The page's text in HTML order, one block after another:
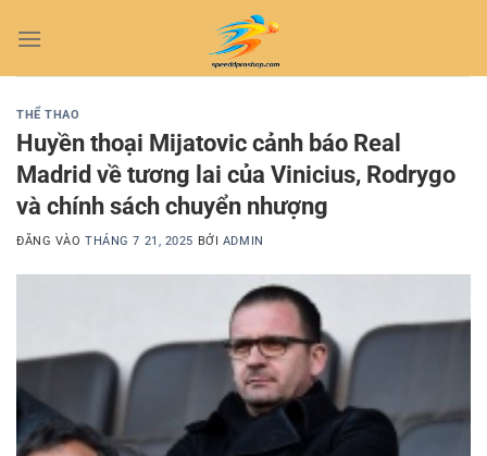
qua
THỂ THAO
Huyền thoại Mijatovic cảnh báo Real
Madrid về tương lai của Vinicius, Rodrygo
và chính sách chuyển nhượng
ĐĂNG VÀOTHÁNG 7 21, 2025 BỞI ADMIN